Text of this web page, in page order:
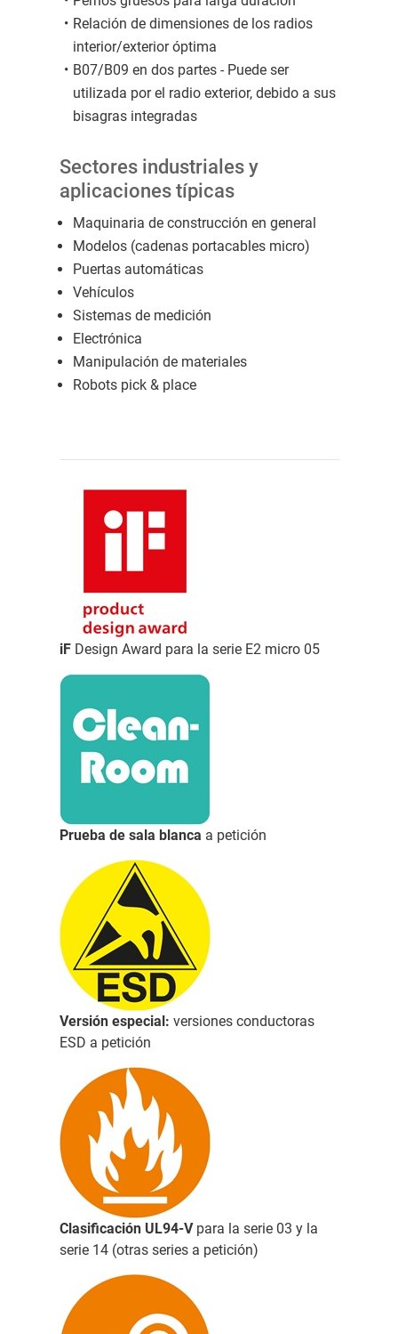
Relación de dimensiones de los radios
interior/exterior óptima
B07/B09 en dos partes - Puede ser
utilizada por el radio exterior, debido a sus
bisagras integradas
Sectores industriales y
aplicaciones típicas
Maquinaria de construcción en general
Modelos (cadenas portacables micro)
Puertas automáticas
Vehículos
Sistemas de medición
Electrónica
Manipulación de materiales
Robots pick & place
iFDesign Award para la serie E2 micro 05
Prueba de sala blanca a petición
Versión especial: versiones conductoras
ESD a petición
Clasificación UL94-Vpara la serie 03 y la
serie 14 (otras series a petición)